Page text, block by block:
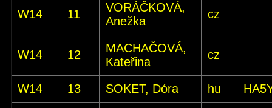
W14 11
VORÁČKOVÁ,
Anežka
cz
W14 12
MACHAČOVÁ,
Kateřina
cz
W14 13 SOKET, Dóra hu